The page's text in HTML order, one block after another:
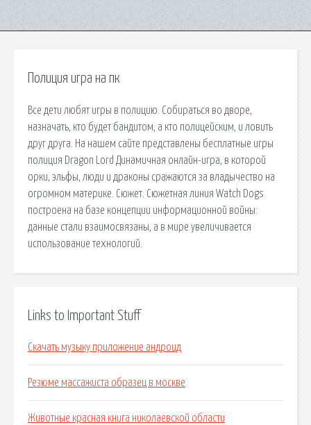
Полиция игра на пк
Все дети любят игры в полицию. Собираться во дворе,
назначать, кто будет бандитом, а кто полицейским, и ловить
друг друга. На нашем сайте представлены бесплатные игры
полиция Dragon Lord Динамичная онлайн-игра, в которой
орки, эльфы, люди и драконы сражаются за владычество на
огромном материке. Сюжет. Сюжетная линия Watch Dogs
построена на базе концепции информационной войны:
данные стали взаимосвязаны, а в мире увеличивается
использование технологий.
Links to Important Stuff
Скачать музыку приложение андроид
Резюме массажиста образец в москве
Животные красная книга николаевской области